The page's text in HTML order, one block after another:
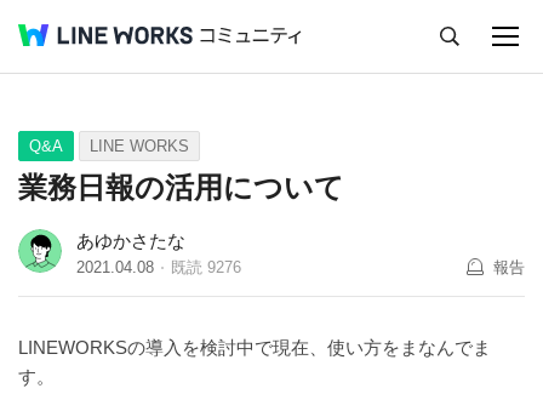
Q&A Tips Ideas
Q&A LINE WORKS
業務日報の活用について
あゆかさたな
2021.04.08 既読 9276 報告
LINEWORKSの導入を検討中で現在、使い方をまなんでま
す。